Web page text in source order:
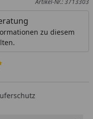
zu diesem